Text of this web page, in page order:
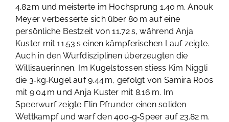
4.82 m und meisterte im Hochsprung 1.40 m. Anouk
Meyer verbesserte sich über 80 m auf eine
persönliche Bestzeit von 11.72 s, während Anja
Kuster mit 11.53 s einen kämpferischen Lauf zeigte.
Auch in den Wurfdisziplinen überzeugten die
Willisauerinnen. Im Kugelstossen stiess Kim Niggli
die 3‑kg‑Kugel auf 9.44 m, gefolgt von Samira Roos
mit 9.04 m und Anja Kuster mit 8.16 m. Im
Speerwurf zeigte Elin Pfrunder einen soliden
Wettkampf und warf den 400‑g‑Speer auf 23.82 m.